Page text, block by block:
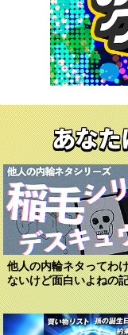
あな
他人の内輪ネタってわ
ないけど面白いよねの